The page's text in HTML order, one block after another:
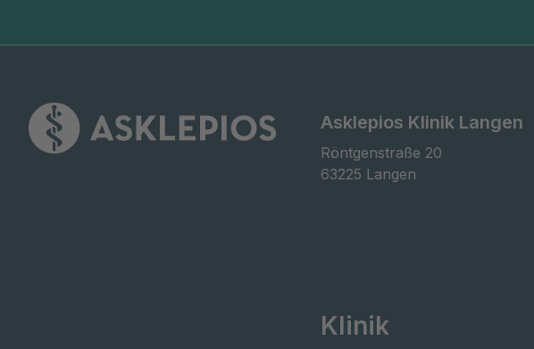
Asklepios Klinik Langen
Röntgenstraße 20
63225 Langen
Klinik